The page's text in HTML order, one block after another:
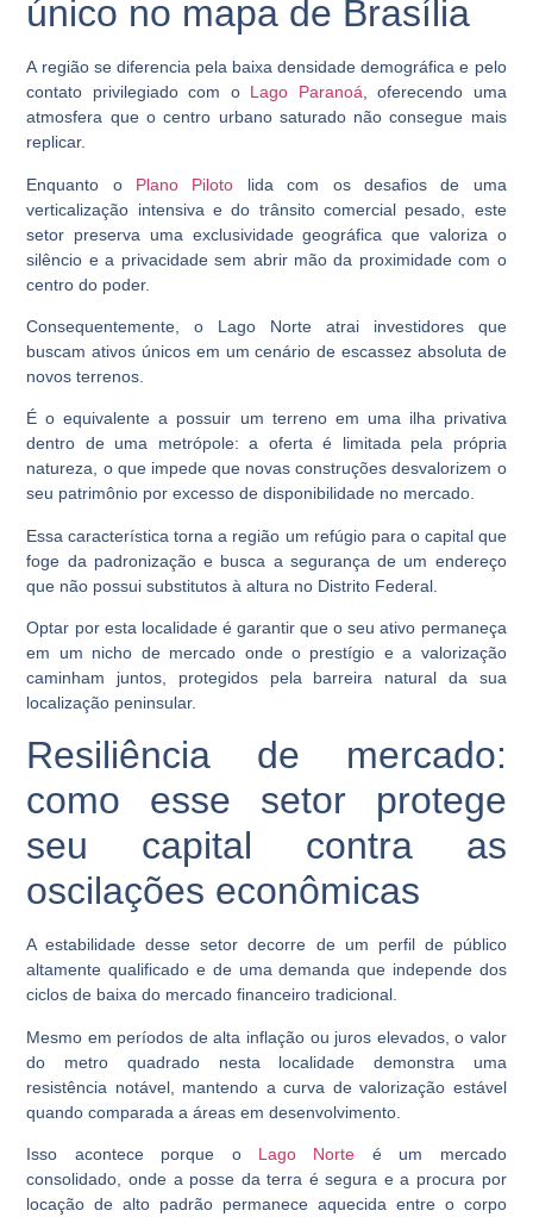
único no mapa de Brasília
A região se diferencia pela baixa densidade demográfica e pelo
contato privilegiado com o Lago Paranoá , oferecendo uma
atmosfera que o centro urbano saturado não consegue mais
replicar.
Enquanto o Plano Piloto lida com os desafios de uma
verticalização intensiva e do trânsito comercial pesado, este
setor preserva uma exclusividade geográfica que valoriza o
silêncio e a privacidade sem abrir mão da proximidade com o
centro do poder.
Consequentemente, o Lago Norte atrai investidores que
buscam ativos únicos em um cenário de escassez absoluta de
novos terrenos.
É o equivalente a possuir um terreno em uma ilha privativa
dentro de uma metrópole: a oferta é limitada pela própria
natureza, o que impede que novas construções desvalorizem o
seu patrimônio por excesso de disponibilidade no mercado.
Essa característica torna a região um refúgio para o capital que
foge da padronização e busca a segurança de um endereço
que não possui substitutos à altura no Distrito Federal.
Optar por esta localidade é garantir que o seu ativo permaneça
em um nicho de mercado onde o prestígio e a valorização
caminham juntos, protegidos pela barreira natural da sua
localização peninsular.
Resiliência de mercado:
como esse setor protege
seu capital contra as
oscilações econômicas
A estabilidade desse setor decorre de um perfil de público
altamente qualificado e de uma demanda que independe dos
ciclos de baixa do mercado financeiro tradicional.
Mesmo em períodos de alta inflação ou juros elevados, o valor
do metro quadrado nesta localidade demonstra uma
resistência notável, mantendo a curva de valorização estável
quando comparada a áreas em desenvolvimento.
Isso acontece porque o Lago Norte é um mercado
consolidado, onde a posse da terra é segura e a procura por
locação de alto padrão permanece aquecida entre o corpo